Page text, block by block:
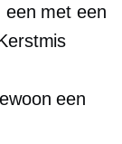
een met een
een